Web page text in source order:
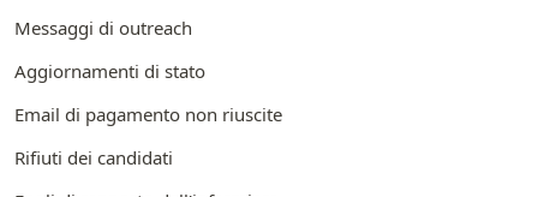
Messaggi di outreach
Aggiornamenti di stato
Email di pagamento non riuscite
Rifiuti dei candidati